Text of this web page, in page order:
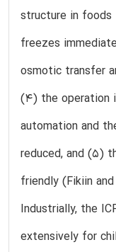
structure in foods
freezes
osmotic transfer
(4) the operation
automation and
reduced, and (5)
friendly (Fikiin
Industrially, the
extensively for